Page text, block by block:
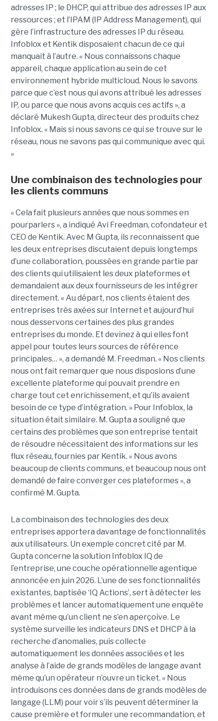
adresses IP ; le DHCP, qui attribue des adresses IP aux
ressources ; et l’IPAM (IP Address Management), qui
gère l’infrastructure des adresses IP du réseau.
Infoblox et Kentik disposaient chacun de ce qui
manquait à l’autre. « Nous connaissons chaque
appareil, chaque application au sein de cet
environnement hybride multicloud. Nous le savons
parce que c’est nous qui avons attribué les adresses
IP, ou parce que nous avons acquis ces actifs », a
déclaré Mukesh Gupta, directeur des produits chez
Infoblox. « Mais si nous savons ce qui se trouve sur le
réseau, nous ne savons pas qui communique avec qui.
»
Une combinaison des technologies pour
les clients communs
« Cela fait plusieurs années que nous sommes en
pourparlers », a indiqué Avi Freedman, cofondateur et
CEO de Kentik. Avec M Gupta, ils reconnaissent que
les deux entreprises discutaient depuis longtemps
d’une collaboration, poussées en grande partie par
des clients qui utilisaient les deux plateformes et
demandaient aux deux fournisseurs de les intégrer
directement. « Au départ, nos clients étaient des
entreprises très axées sur Internet et aujourd’hui
nous desservons certaines des plus grandes
entreprises du monde. Et devinez à qui elles font
appel pour toutes leurs sources de référence
principales… », a demandé M. Freedman. « Nos clients
nous ont fait remarquer que nous disposions d’une
excellente plateforme qui pouvait prendre en
charge tout cet enrichissement, et qu’ils avaient
besoin de ce type d’intégration. » Pour Infoblox, la
situation était similaire. M. Gupta a souligné que
certains des problèmes que son entreprise tentait
de résoudre nécessitaient des informations sur les
flux réseau, fournies par Kentik. « Nous avons
beaucoup de clients communs, et beaucoup nous ont
demandé de faire converger ces plateformes », a
confirmé M. Gupta.
La combinaison des technologies des deux
entreprises apportera davantage de fonctionnalités
aux utilisateurs. Un exemple concret cité par M.
Gupta concerne la solution Infoblox IQ de
l’entreprise, une couche opérationnelle agentique
annoncée en juin 2026. L’une de ses fonctionnalités
existantes, baptisée ‘IQ Actions’, sert à détecter les
problèmes et lancer automatiquement une enquête
avant même qu’un client ne s’en aperçoive. Le
système surveille les indicateurs DNS et DHCP à la
recherche d’anomalies, puis collecte
automatiquement les données associées et les
analyse à l’aide de grands modèles de langage avant
même qu’un opérateur n’ouvre un ticket. « Nous
introduisons ces données dans de grands modèles de
langage (LLM) pour voir s’ils peuvent déterminer la
cause première et formuler une recommandation, et